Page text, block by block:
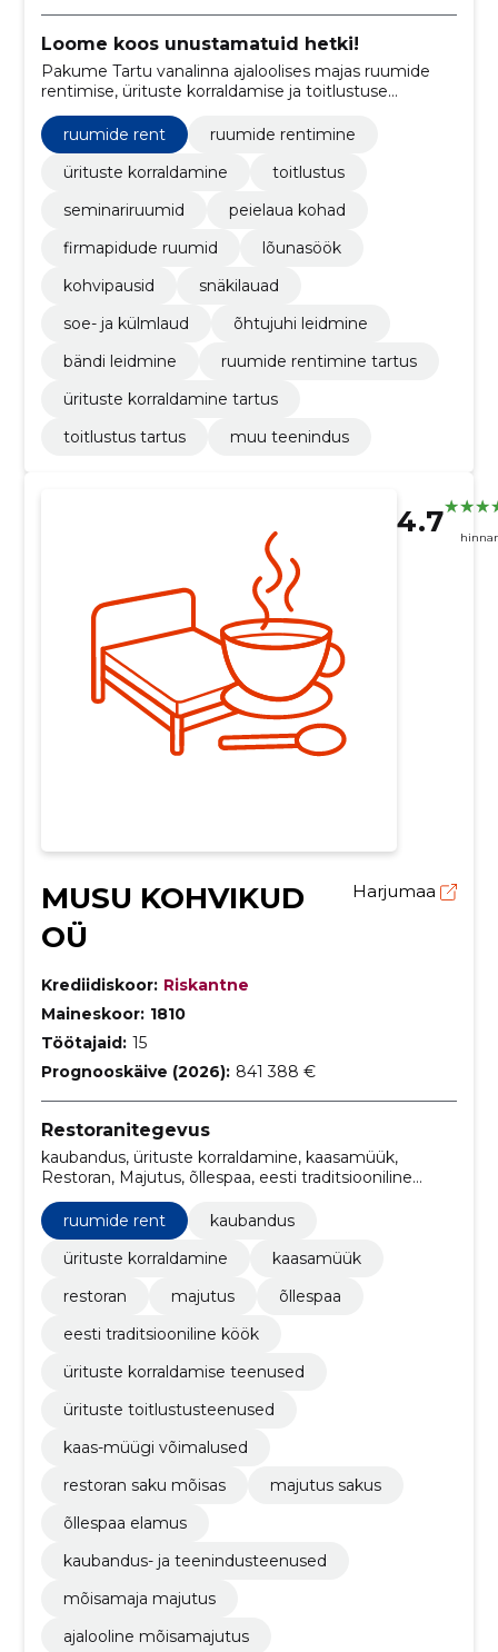
Loome koos unustamatuid hetki!
Pakume Tartu vanalinna ajaloolises majas ruumide
rentimise, ürituste korraldamise ja toitlustuse
mitmekülgseid võimalusi.
ruumide rent
ruumide rentimine
ürituste korraldamine
toitlustus
seminariruumid
peielaua kohad
firmapidude ruumid
lõunasöök
kohvipausid
snäkilauad
soe- ja külmlaud
õhtujuhi leidmine
bändi leidmine
ruumide rentimine tartus
ürituste korraldamine tartus
toitlustus tartus
muu teenindus
4.7
MUSU KOHVIKUD
OÜ
Harjumaa
Krediidiskoor: Riskantne
Maineskoor: 1810
Töötajaid: 15
Prognooskäive (2026): 841 388 €
Restoranitegevus
kaubandus, ürituste korraldamine, kaasamüük,
Restoran, Majutus, õllespaa, eesti traditsiooniline
köök, ürituste korraldamise teenused, ürituste
toitlustusteenused, kaas-müügi võimalused
ruumide rent
kaubandus
ürituste korraldamine
kaasamüük
restoran
majutus
õllespaa
eesti traditsiooniline köök
ürituste korraldamise teenused
ürituste toitlustusteenused
kaas-müügi võimalused
restoran saku mõisas
majutus sakus
õllespaa elamus
kaubandus- ja teenindusteenused
mõisamaja majutus
ajalooline mõisamajutus